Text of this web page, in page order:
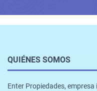
QUIÉNES SOMOS
Enter Propiedades,